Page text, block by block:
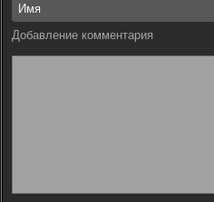
Добавление комментария